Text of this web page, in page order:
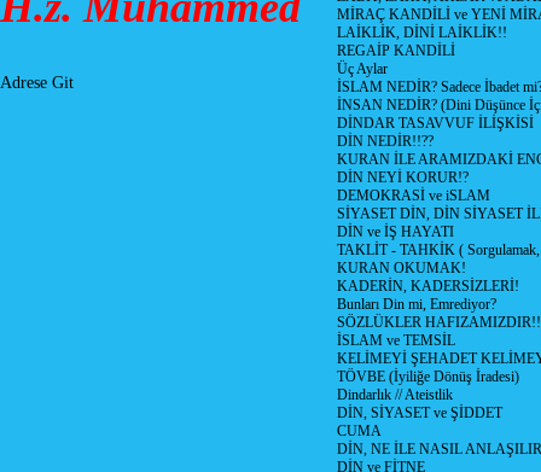
Adrese Git
MİRAÇ KANDİLİ ve YENİ
LAİKLİK, DİNİ LAİKLİK!!
REGAİP KANDİLİ
Üç Aylar
İSLAM NEDİR? Sadece İbadet
İNSAN NEDİR? (Dini Düşünce
DİNDAR TASAVVUF İLİŞKİSİ
DİN NEDİR!!??
KURAN İLE ARAMIZDAKİ
DİN NEYİ KORUR!?
DEMOKRASİ ve iSLAM
SİYASET DİN, DİN SİYASET
DİN ve İŞ HAYATI
TAKLİT - TAHKİK ( Sorgulamak,
KURAN OKUMAK!
KADERİN, KADERSİZLERİ!
Bunları Din mi, Emrediyor?
SÖZLÜKLER HAFIZAMIZDIR!!
İSLAM ve TEMSİL
KELİMEYİ ŞEHADET
TÖVBE (İyiliğe Dönüş İradesi)
Dindarlık // Ateistlik
DİN, SİYASET ve ŞİDDET
CUMA
DİN, NE İLE NASIL
DİN ve FİTNE